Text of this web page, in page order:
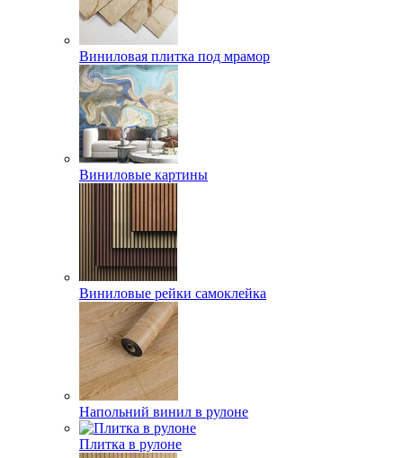
Виниловая плитка под мрамор
Виниловые картины
Виниловые рейки самоклейка
Напольний винил в рулоне
Плитка в рулоне